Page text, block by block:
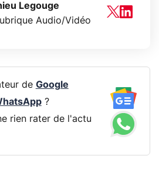
Legouge
Audio/Vidéo
de Google
?
rien rater de l'actu